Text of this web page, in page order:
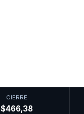
CIERRE
$466,38